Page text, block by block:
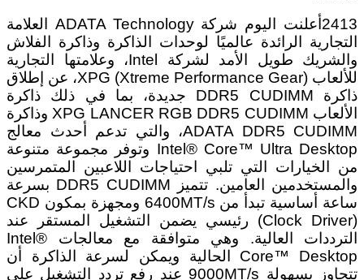
2413أعلنت اليوم شركة ADATA Technology العلامة
التجارية الرائدة عالميًا لوحدات الذاكرة وذاكرة الفلاش
والشريك طويل الأمد لشركة Intel، وعلامتها التجارية
للألعاب XPG (Xtreme Performance Gear)، عن إطلاق
ذاكرة DDR5 CUDIMM جديدة، بما في ذلك ذاكرة
الألعاب XPG LANCER RGB DDR5 CUDIMM وذاكرة
ADATA DDR5 CUDIMM، والتي تدعم أحدث معالج
Intel® Core™ Ultra Desktop وتوفر مجموعة متنوعة
من الخيارات التي تلبي احتياجات اللاعبين المتمرسين
والمستخدمين العامين. تتميز DDR5 CUDIMM بسرعة
ساعة أساسية تبدأ من 6400MT/s ومجهزة بمكون CKD
(Clock Driver) رئيسي يضمن التشغيل المستقر عند
الترددات العالية. وهي متوافقة مع معالجات Intel®
Core™ Desktop الحالية ويمكن لسرعة الذاكرة أن
تتجاوز بسهولة 9000MT/s عند رفع تردد التشغيل على